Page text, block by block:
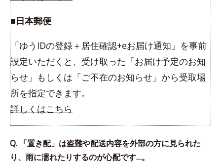
■日本郵便
「ゆうIDの登録＋居住確認+eお届け通知」を事前
設定いただくと、受け取った「お届け予定のお知
らせ」もしくは「ご不在のお知らせ」から受取場
所を指定できます。
詳しくはこちら
Q. 「置き配」は盗難や配送内容を外部の方に見られた
り、雨に濡れたりするのが心配です…。